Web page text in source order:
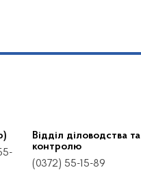
Відділ діловодства та
контролю
(0372) 55-15-89